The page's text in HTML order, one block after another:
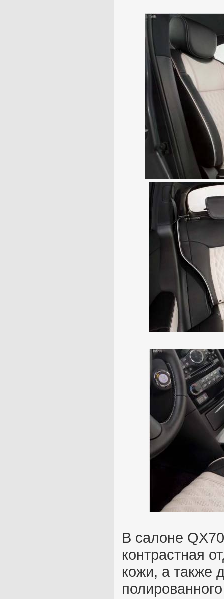
В салоне
контрастная
кожи, а также